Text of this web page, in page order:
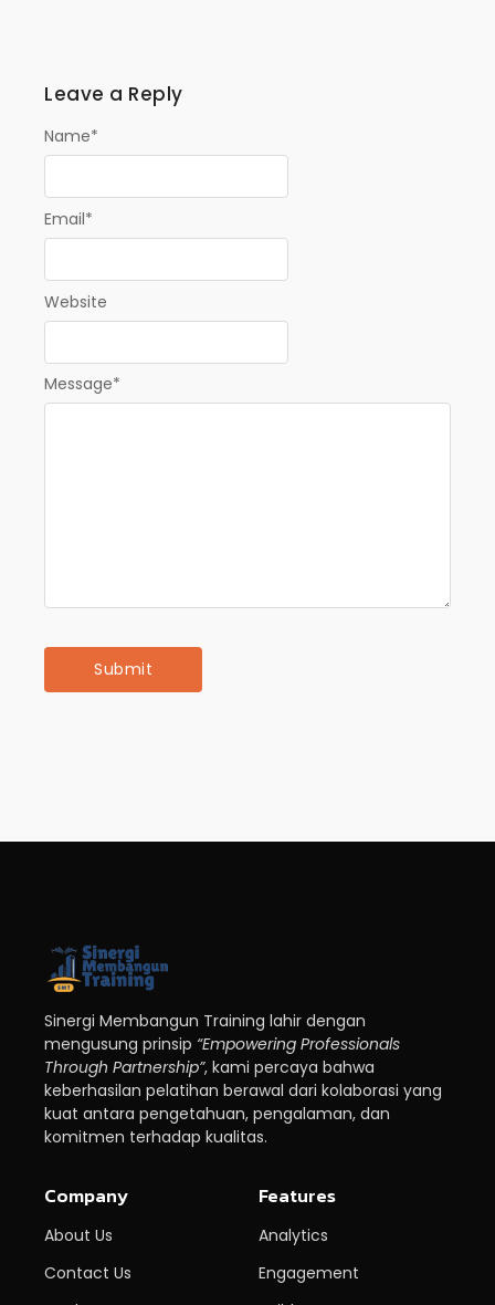
Leave a Reply
Message*
Name*
Email*
Website
Sinergi Membangun Training lahir dengan
mengusung prinsip “Empowering Professionals
Through Partnership”, kami percaya bahwa
keberhasilan pelatihan berawal dari kolaborasi yang
kuat antara pengetahuan, pengalaman, dan
komitmen terhadap kualitas.
Company
About Us
Contact Us
Features
Analytics
Engagement